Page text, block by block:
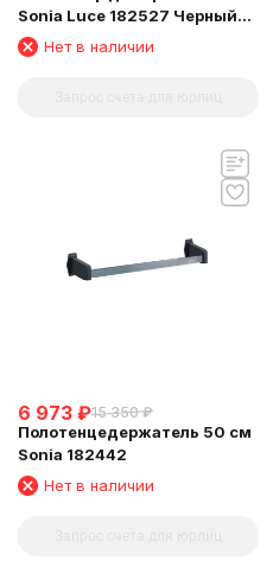
Sonia Luce 182527 Черный
матовый
Нет в наличии
6 973 ₽15 350 ₽
Полотенцедержатель 50 см
Sonia 182442
Нет в наличии